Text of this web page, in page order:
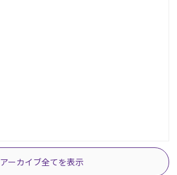
アーカイブ全てを表示